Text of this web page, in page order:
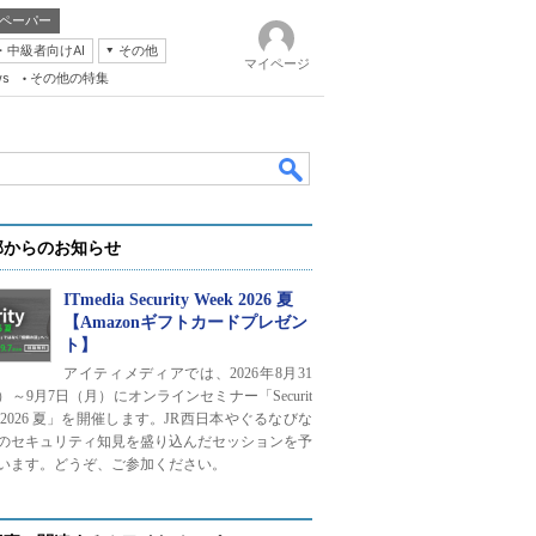
ーパー
中級者向けAI
その他
その他の特集
マイページ
らのお知らせ
ITmedia Security Week 2026 夏
【Amazonギフトカードプレゼン
ト】
アイティメディアでは、2026年8月31
～9月7日（月）にオンラインセミナー「Securit
2026 夏」を開催します。JR西日本やぐるなびな
セキュリティ知見を盛り込んだセッションを予
ます。どうぞ、ご参加ください。